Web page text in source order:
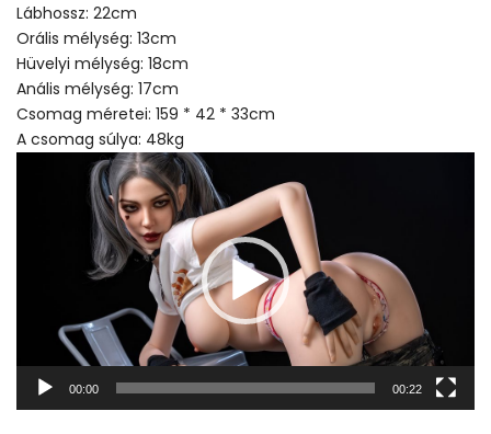
Lábhossz: 22cm
Orális mélység: 13cm
Hüvelyi mélység: 18cm
Anális mélység: 17cm
Csomag méretei: 159 * 42 * 33cm
A csomag súlya: 48kg
00:00 00:22